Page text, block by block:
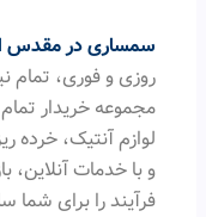
سمساری در مقدس
روزی و فوری،
مجموعه خریدار
لوازم آنتیک، خرده
و با خدمات آنلاین،
فرآیند را برای